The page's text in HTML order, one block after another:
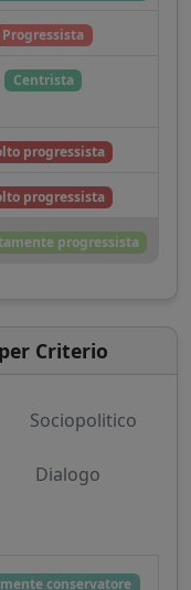
Progressista
Centrista
progressista
progressista
progressista
Criterio
Sociopolitico
Dialogo
conservatore